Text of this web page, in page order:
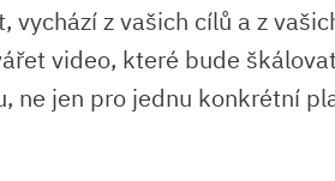
z vašich cílů a z
video, které bude
ne jen pro jednu konkrétní